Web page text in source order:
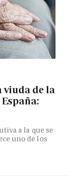
viuda de la
a la que se
uno de los